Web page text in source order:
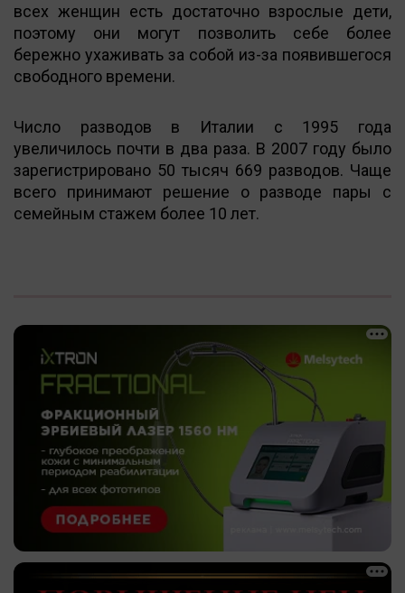
всех женщин есть достаточно взрослые дети,
поэтому они могут позволить себе более
бережно ухаживать за собой из-за появившегося
свободного времени.
Число разводов в Италии с 1995 года
увеличилось почти в два раза. В 2007 году было
зарегистрировано 50 тысяч 669 разводов. Чаще
всего принимают решение о разводе пары с
семейным стажем более 10 лет.